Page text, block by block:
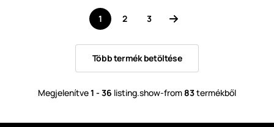
1 2 3
Több termék betöltése
Megjelenítve1 - 36 listing.show-from83termékből